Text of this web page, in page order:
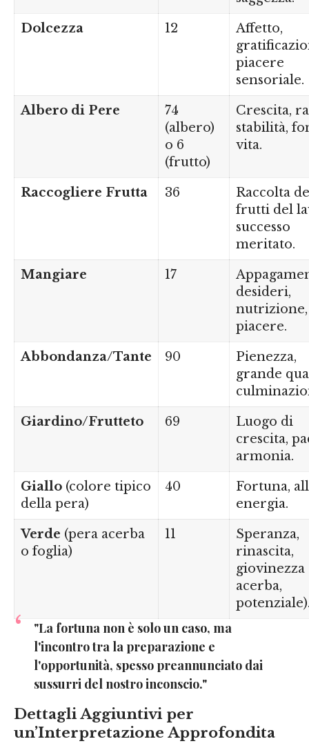
Dolcezza
12
Affetto,
piacere
sensoriale.
Albero di Pere
74
(albero)
o 6
(frutto)
Crescita,
stabilità,
vita.
Raccogliere Frutta 36
Raccolta
frutti del
successo
meritato.
Mangiare
17
desideri,
nutrizione,
piacere.
Abbondanza/Tante
90
Pienezza,
grande
Giardino/Frutteto
69
Luogo di
crescita,
armonia.
Giallo (colore tipico
della pera)
40
Fortuna,
energia.
Verde (pera acerba
o foglia)
11
Speranza,
rinascita,
giovinezza
acerba,
"La fortuna non è solo un caso, ma
l'incontro tra la preparazione e
l'opportunità, spesso preannunciato dai
sussurri del nostro inconscio."
Dettagli Aggiuntivi per
un’Interpretazione Approfondita